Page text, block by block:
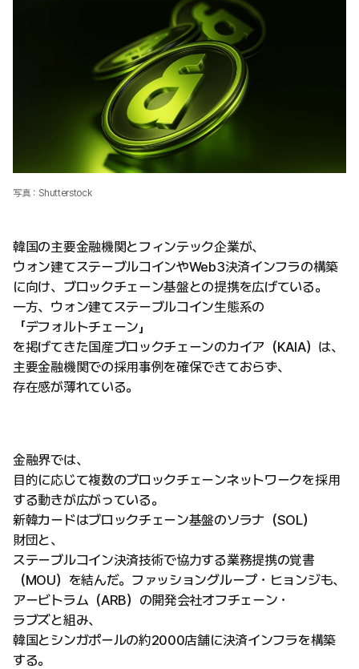
写真：Shutterstock
韓国の主要金融機関とフィンテック企業が、
ウォン建てステーブルコインやWeb3決済インフラの構築
に向け、ブロックチェーン基盤との提携を広げている。
一方、ウォン建てステーブルコイン生態系の
「デフォルトチェーン」
を掲げてきた国産ブロックチェーンのカイア（KAIA）は、
主要金融機関での採用事例を確保できておらず、
存在感が薄れている。
金融界では、
目的に応じて複数のブロックチェーンネットワークを採用
する動きが広がっている。
新韓カードはブロックチェーン基盤のソラナ（SOL）
財団と、
ステーブルコイン決済技術で協力する業務提携の覚書
（MOU）を結んだ。ファッショングループ・ヒョンジも、
アービトラム（ARB）の開発会社オフチェーン・
ラブズと組み、
韓国とシンガポールの約2000店舗に決済インフラを構築
する。